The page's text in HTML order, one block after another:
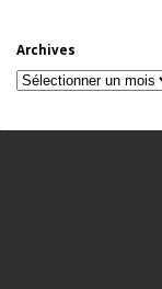
Archives
Archives